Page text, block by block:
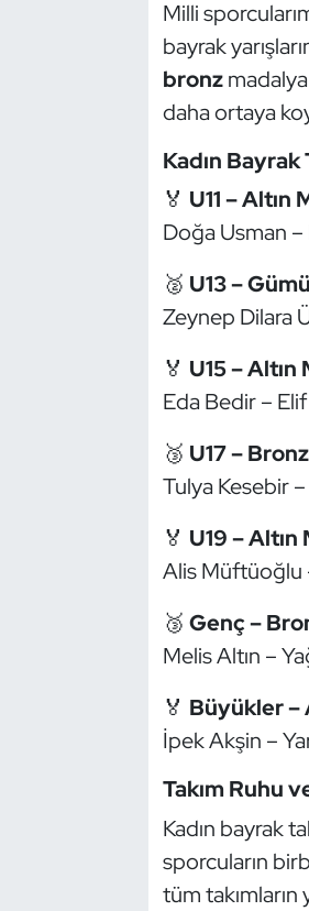
Milli
bayrak
bronzmadalya
daha ortaya
Kadın Bayrak
🏅 U11 – Altın
Doğa Usman
🥈 U13 –
Zeynep Dilara
🏅 U15 – Altın
Eda Bedir –
🥉 U17 –
Tulya Kesebir
🏅 U19 –
Alis Müftüoğlu
🥉 Genç –
Melis Altın –
🏅 Büyükler –
İpek Akşin –
Takım Ruhu
Kadın bayrak
sporcuların
tüm takımların
İşitme Engelli Sporcular
Judo ve Kuraş
Kano ve Rafting
Modern Pentatlon